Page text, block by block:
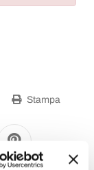
Stampa